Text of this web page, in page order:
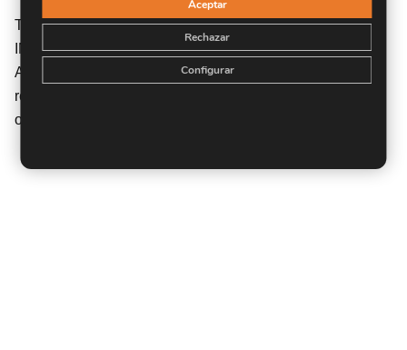
TITULACIÓN expedida por EUROINNOVA
INTERNATIONAL ONLINE EDUCATION, miembro de la
AEEN (Asociación Española de Escuelas de Negocios) y
reconocido con la excelencia académica en educación
online por QS World University Rankings
Aceptar
Rechazar
Configurar